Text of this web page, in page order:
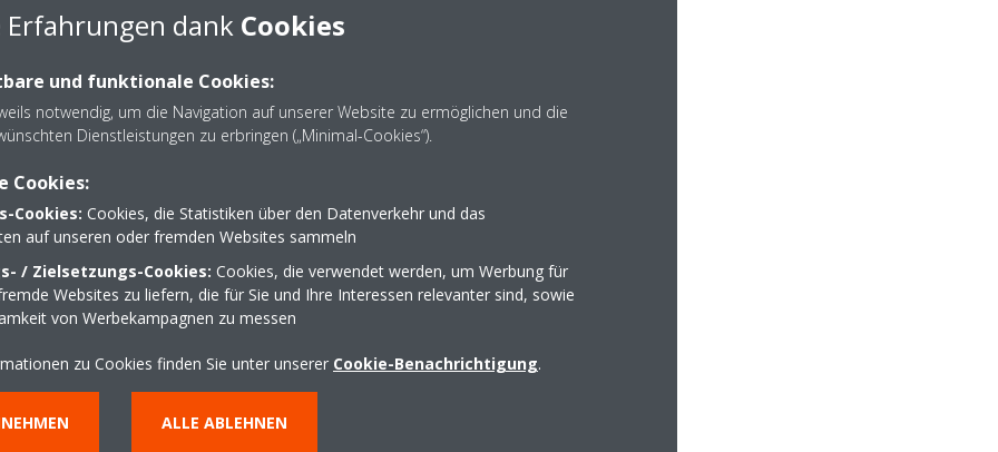
Erfahrungen dank Cookies
und funktionale Cookies:
notwendig, um die Navigation auf unserer Website zu ermöglichen und die
Dienstleistungen zu erbringen („Minimal-Cookies“).
Cookies:
Cookies: Cookies, die Statistiken über den Datenverkehr und das
auf unseren oder fremden Websites sammeln
/ Zielsetzungs-Cookies: Cookies, die verwendet werden, um Werbung für
Websites zu liefern, die für Sie und Ihre Interessen relevanter sind, sowie
von Werbekampagnen zu messen
zu Cookies finden Sie unter unserer Cookie-Benachrichtigung.
ALLE ABLEHNEN